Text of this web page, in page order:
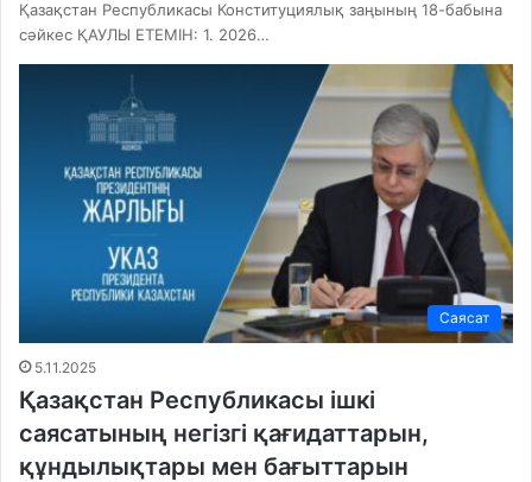
Қазақстан Республикасы Конституциялық заңының 18-бабына
сәйкес ҚАУЛЫ ЕТЕМІН: 1. 2026…
Саясат
5.11.2025
Қазақстан Республикасы ішкі
саясатының негізгі қағидаттарын,
құндылықтары мен бағыттарын